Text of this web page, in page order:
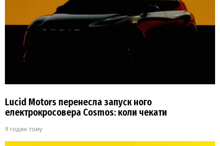
Lucid Motors перенесла запуск ного
електрокросовера Cosmos: коли чекати
9 годин тому